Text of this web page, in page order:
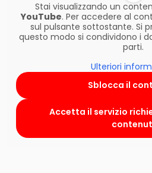
Stai visualizzando un
YouTube. Per accedere al
sul pulsante sottostante. Si
questo modo si condividono i
parti.
Ulteriori
Sblocca il
Accetta il servizio